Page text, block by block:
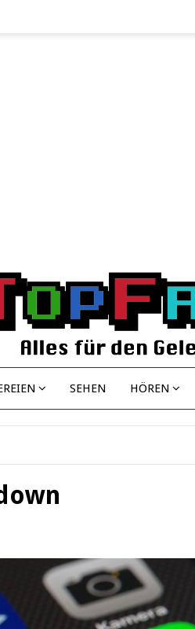
SEHEN HÖREN